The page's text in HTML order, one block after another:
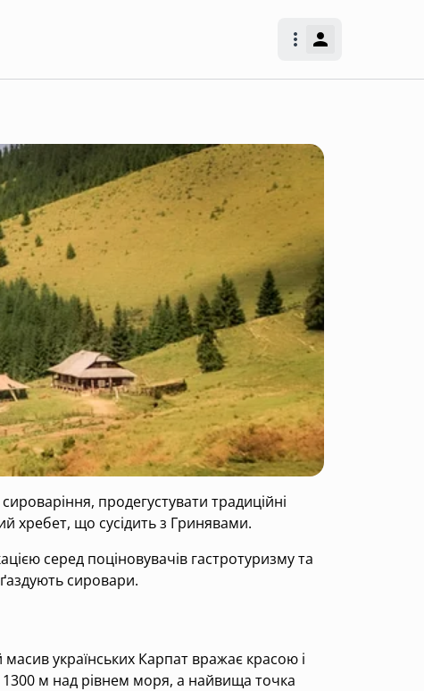
продегустувати традиційні
хребет, що сусідить з Гринявами.
серед поціновувачів гастротуризму та
сировари.
українських Карпат вражає красою і
м над рівнем моря, а найвища точка